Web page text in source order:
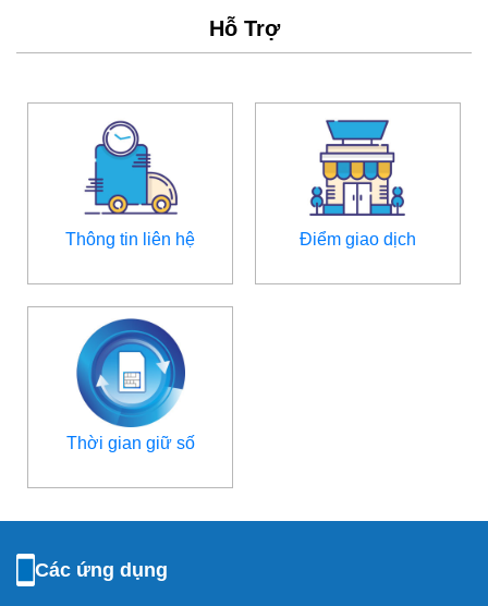
Hỗ Trợ
Thông tin liên hệ Điểm giao dịch
Thời gian giữ số
Các ứng dụng